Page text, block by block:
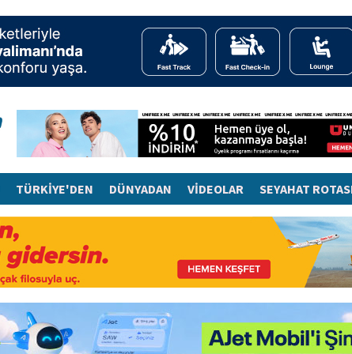
TÜRKİYE'DEN DÜNYADAN VİDEOLAR SEYAHAT